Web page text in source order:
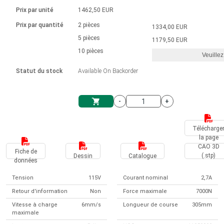
Système d'unité
Solénoïdes
Ø 28-42| 1-1400 rpm | <= 290Ncm
Contrôleur de moteur CC sans
Pilotes de moteurs à courant
continu à balais série DPWM
Pilotes de moteur pas à pas
Synchrone-Asynchrone | pour 1-4 actionneurs
Boîtes de contrôle
Synchrone-Asynchrone | pour 1-4 actionneurs
Français (EUR)
Norsk (NOK)
Suomi (EUR)
Svenska (SEK)
Prix par unité
Prix par quantité
Statut du stock
1462,50 EUR
2 pièces
5 pièces
10 pièces
Available On Backorder
1334,00 EUR
1179,50 EUR
- +
Télécharger
la page
Fiche de
données
Dessin Catalogue
CAO 3D
(.stp)
Tension 115V Courant nominal 2,7A
Retour d'information Non Force maximale 7000N
Vitesse à charge
maximale
6mm/s Longueur de course 305mm